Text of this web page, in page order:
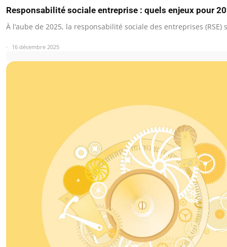
Responsabilité sociale entreprise : quels enjeux pour
À l’aube de 2025, la responsabilité sociale des entreprises (RSE)
16 décembre 2025